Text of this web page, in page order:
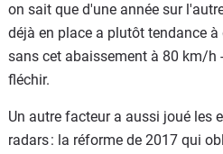
on sait que d'une année sur
déjà en place a plutôt tendance à
sans cet abaissement à 80 km/h
fléchir.
Un autre facteur a aussi joué les
radars : la réforme de 2017 qui